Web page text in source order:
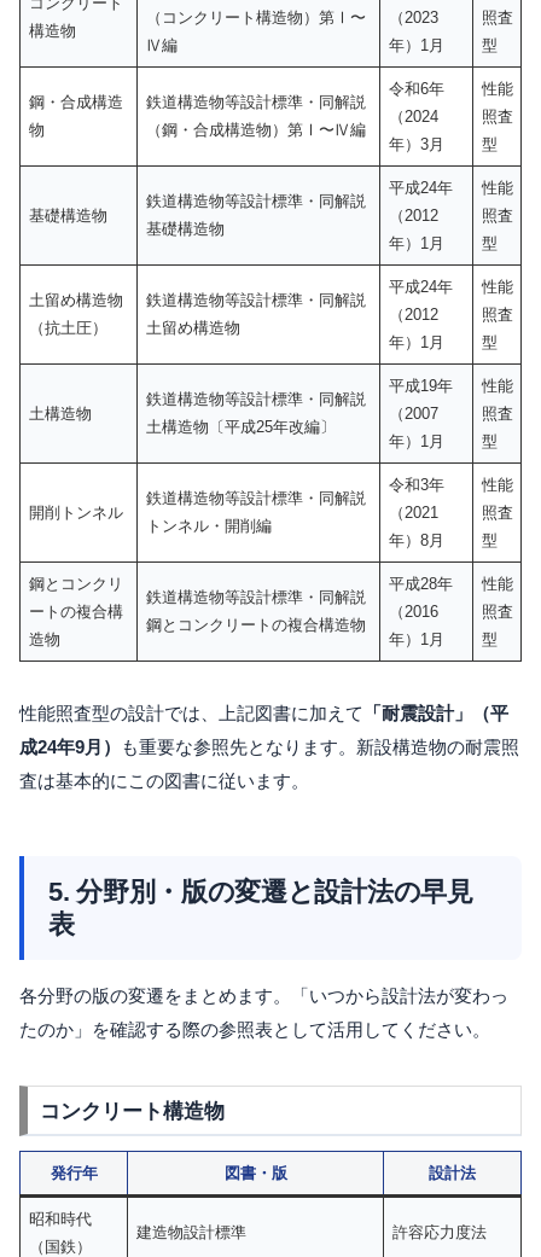
構造物
（コンクリート構造物）第Ⅰ〜
Ⅳ編
（2023
年）1月
照査
型
鋼・合成構造
物
鉄道構造物等設計標準・同解説
（鋼・合成構造物）第Ⅰ〜Ⅳ編
令和6年
（2024
年）3月
性能
照査
型
基礎構造物
鉄道構造物等設計標準・同解説
基礎構造物
平成24年
（2012
年）1月
性能
照査
型
土留め構造物
（抗土圧）
鉄道構造物等設計標準・同解説
土留め構造物
平成24年
（2012
年）1月
性能
照査
型
土構造物
鉄道構造物等設計標準・同解説
土構造物〔平成25年改編〕
平成19年
（2007
年）1月
性能
照査
型
開削トンネル
鉄道構造物等設計標準・同解説
トンネル・開削編
令和3年
（2021
年）8月
性能
照査
型
鋼とコンクリ
ートの複合構
造物
鉄道構造物等設計標準・同解説
鋼とコンクリートの複合構造物
平成28年
（2016
年）1月
性能
照査
型
性能照査型の設計では、上記図書に加えて
「耐震設計」（平
成24年9月）
も重要な参照先となります。新設構造物の耐震照
査は基本的にこの図書に従います。
5. 分野別・版の変遷と設計法の早見
表
各分野の版の変遷をまとめます。「いつから設計法が変わっ
たのか」を確認する際の参照表として活用してください。
コンクリート構造物
発行年 図書・版 設計法
昭和時代
（国鉄）
建造物設計標準 許容応力度法